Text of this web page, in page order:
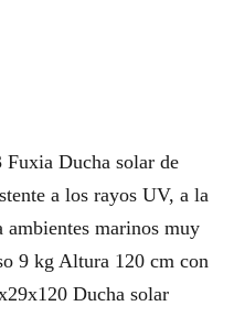
Ducha solar de
a los rayos UV, a la
marinos muy
9 kg Altura 120 cm con
Ducha solar